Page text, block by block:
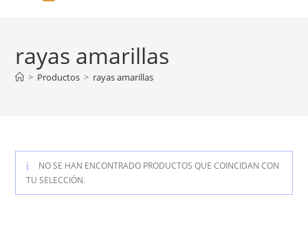
rayas amarillas
> Productos > rayas amarillas
NO SE HAN ENCONTRADO PRODUCTOS QUE COINCIDAN CON
TU SELECCIÓN.